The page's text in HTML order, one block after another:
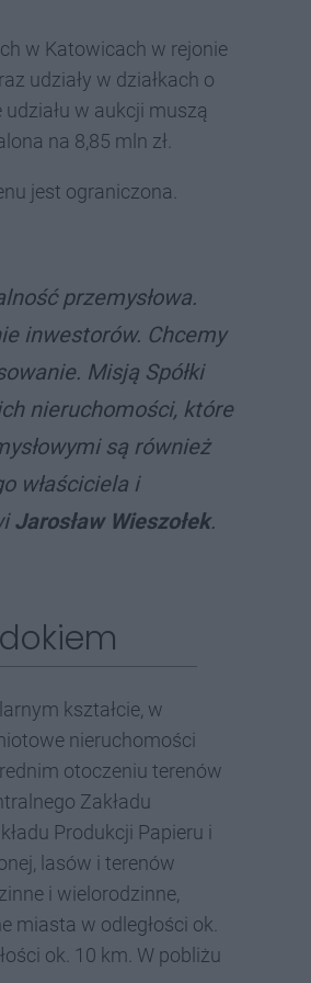
w Katowicach w rejonie
udziały w działkach o
w aukcji muszą
na 8,85 mln zł.
jest ograniczona.
przemysłowa.
inwestorów. Chcemy
Misją Spółki
nieruchomości, które
są również
właściciela i
Jarosław Wieszołek.
kształcie, w
nieruchomości
otoczeniu terenów
Zakładu
Produkcji Papieru i
lasów i terenów
i wielorodzinne,
miasta w odległości ok.
ok. 10 km. W pobliżu